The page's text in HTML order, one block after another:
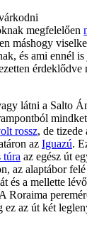
megfelelően
máshogy
és ami ennél is
érdeklődve
látni a Salto
rossz, de tizede
az Iguazú.
túra az egész út
az alaptábor
és a mellette
Roraima
az út két